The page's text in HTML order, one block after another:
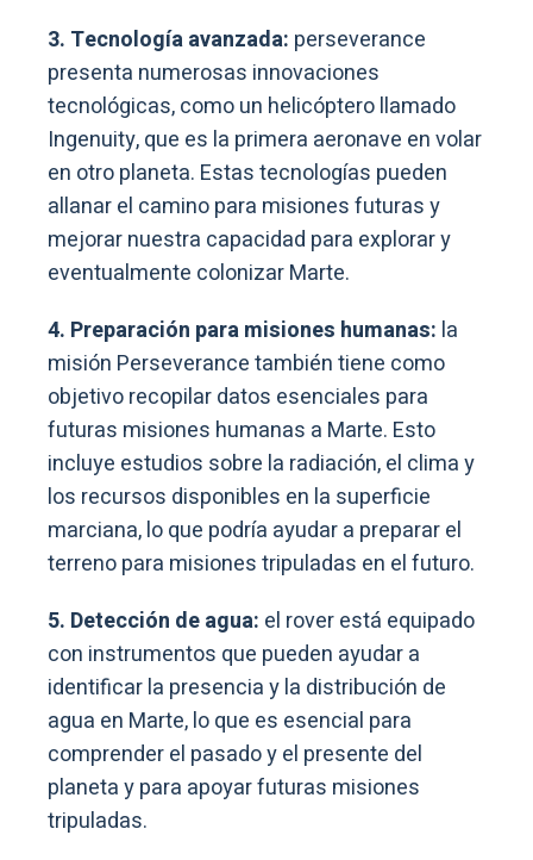
3. Tecnología avanzada: perseverance
presenta numerosas innovaciones
tecnológicas, como un helicóptero llamado
Ingenuity, que es la primera aeronave en volar
en otro planeta. Estas tecnologías pueden
allanar el camino para misiones futuras y
mejorar nuestra capacidad para explorar y
eventualmente colonizar Marte.
4. Preparación para misiones humanas: la
misión Perseverance también tiene como
objetivo recopilar datos esenciales para
futuras misiones humanas a Marte. Esto
incluye estudios sobre la radiación, el clima y
los recursos disponibles en la superficie
marciana, lo que podría ayudar a preparar el
terreno para misiones tripuladas en el futuro.
5. Detección de agua: el rover está equipado
con instrumentos que pueden ayudar a
identificar la presencia y la distribución de
agua en Marte, lo que es esencial para
comprender el pasado y el presente del
planeta y para apoyar futuras misiones
tripuladas.